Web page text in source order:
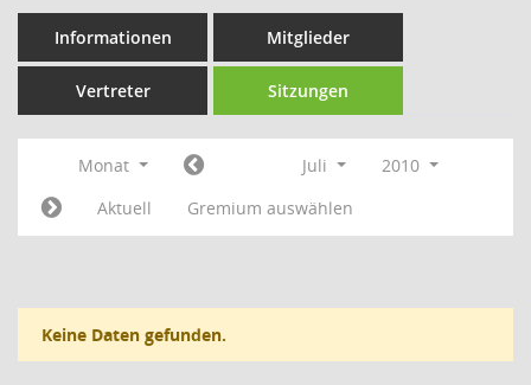
Informationen Mitglieder
Vertreter Sitzungen
Monat Juli
2010
Aktuell
Gremium auswählen
Keine Daten gefunden.